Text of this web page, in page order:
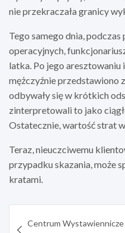
nie przekraczała granicy
Tego samego dnia,
operacyjnych,
latka. Po jego aresztowaniu
mężczyźnie przedstawiono
odbywały się w krótkich
zinterpretowali to jako
Ostatecznie, wartość strat
Teraz, nieuczciwemu
przypadku skazania, może
kratami.
Centrum Wystawiennicze